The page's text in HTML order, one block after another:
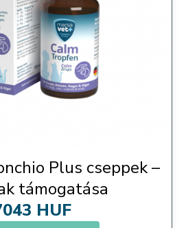
Plus cseppek –
támogatása
HUF